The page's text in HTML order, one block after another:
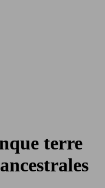
terre